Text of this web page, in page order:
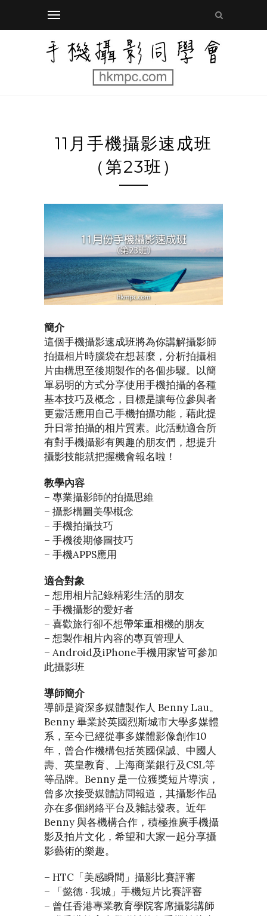
11月手機攝影速成班
（第23班）
簡介
這個手機攝影速成班將為你講解攝影師
拍攝相片時腦袋在想甚麼，分析拍攝相
片由構思至後期製作的各個步驟。以簡
單易明的方式分享使用手機拍攝的各種
基本技巧及概念，目標是讓每位參與者
更靈活應用自己手機拍攝功能，藉此提
升日常拍攝的相片質素。此活動適合所
有對手機攝影有興趣的朋友們，想提升
攝影技能就把握機會報名啦！
教學內容
– 專業攝影師的拍攝思維
– 攝影構圖美學概念
– 手機拍攝技巧
– 手機後期修圖技巧
– 手機APPS應用
適合對象
– 想用相片記錄精彩生活的朋友
– 手機攝影的愛好者
– 喜歡旅行卻不想帶笨重相機的朋友
– 想製作相片內容的專頁管理人
– Android及iPhone手機用家皆可參加
此攝影班
導師簡介
導師是資深多媒體製作人 Benny Lau。
Benny 畢業於英國烈斯城市大學多媒體
系，至今已經從事多媒體影像創作10
年，曾合作機構包括英國保誠、中國人
壽、英皇教育、上海商業銀行及CSL等
等品牌。Benny 是一位獲獎短片導演，
曾多次接受媒體訪問報道，其攝影作品
亦在多個網絡平台及雜誌發表。近年
Benny 與各機構合作，積極推廣手機攝
影及拍片文化，希望和大家一起分享攝
影藝術的樂趣。
– HTC「美感瞬間」攝影比賽評審
– 「懿德 ‧ 我城」手機短片比賽評審
– 曾任香港專業教育學院客席攝影講師